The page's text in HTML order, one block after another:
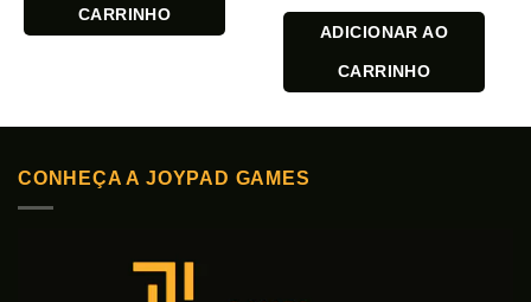
CARRINHO
ADICIONAR AO
CARRINHO
CONHEÇA A JOYPAD GAMES